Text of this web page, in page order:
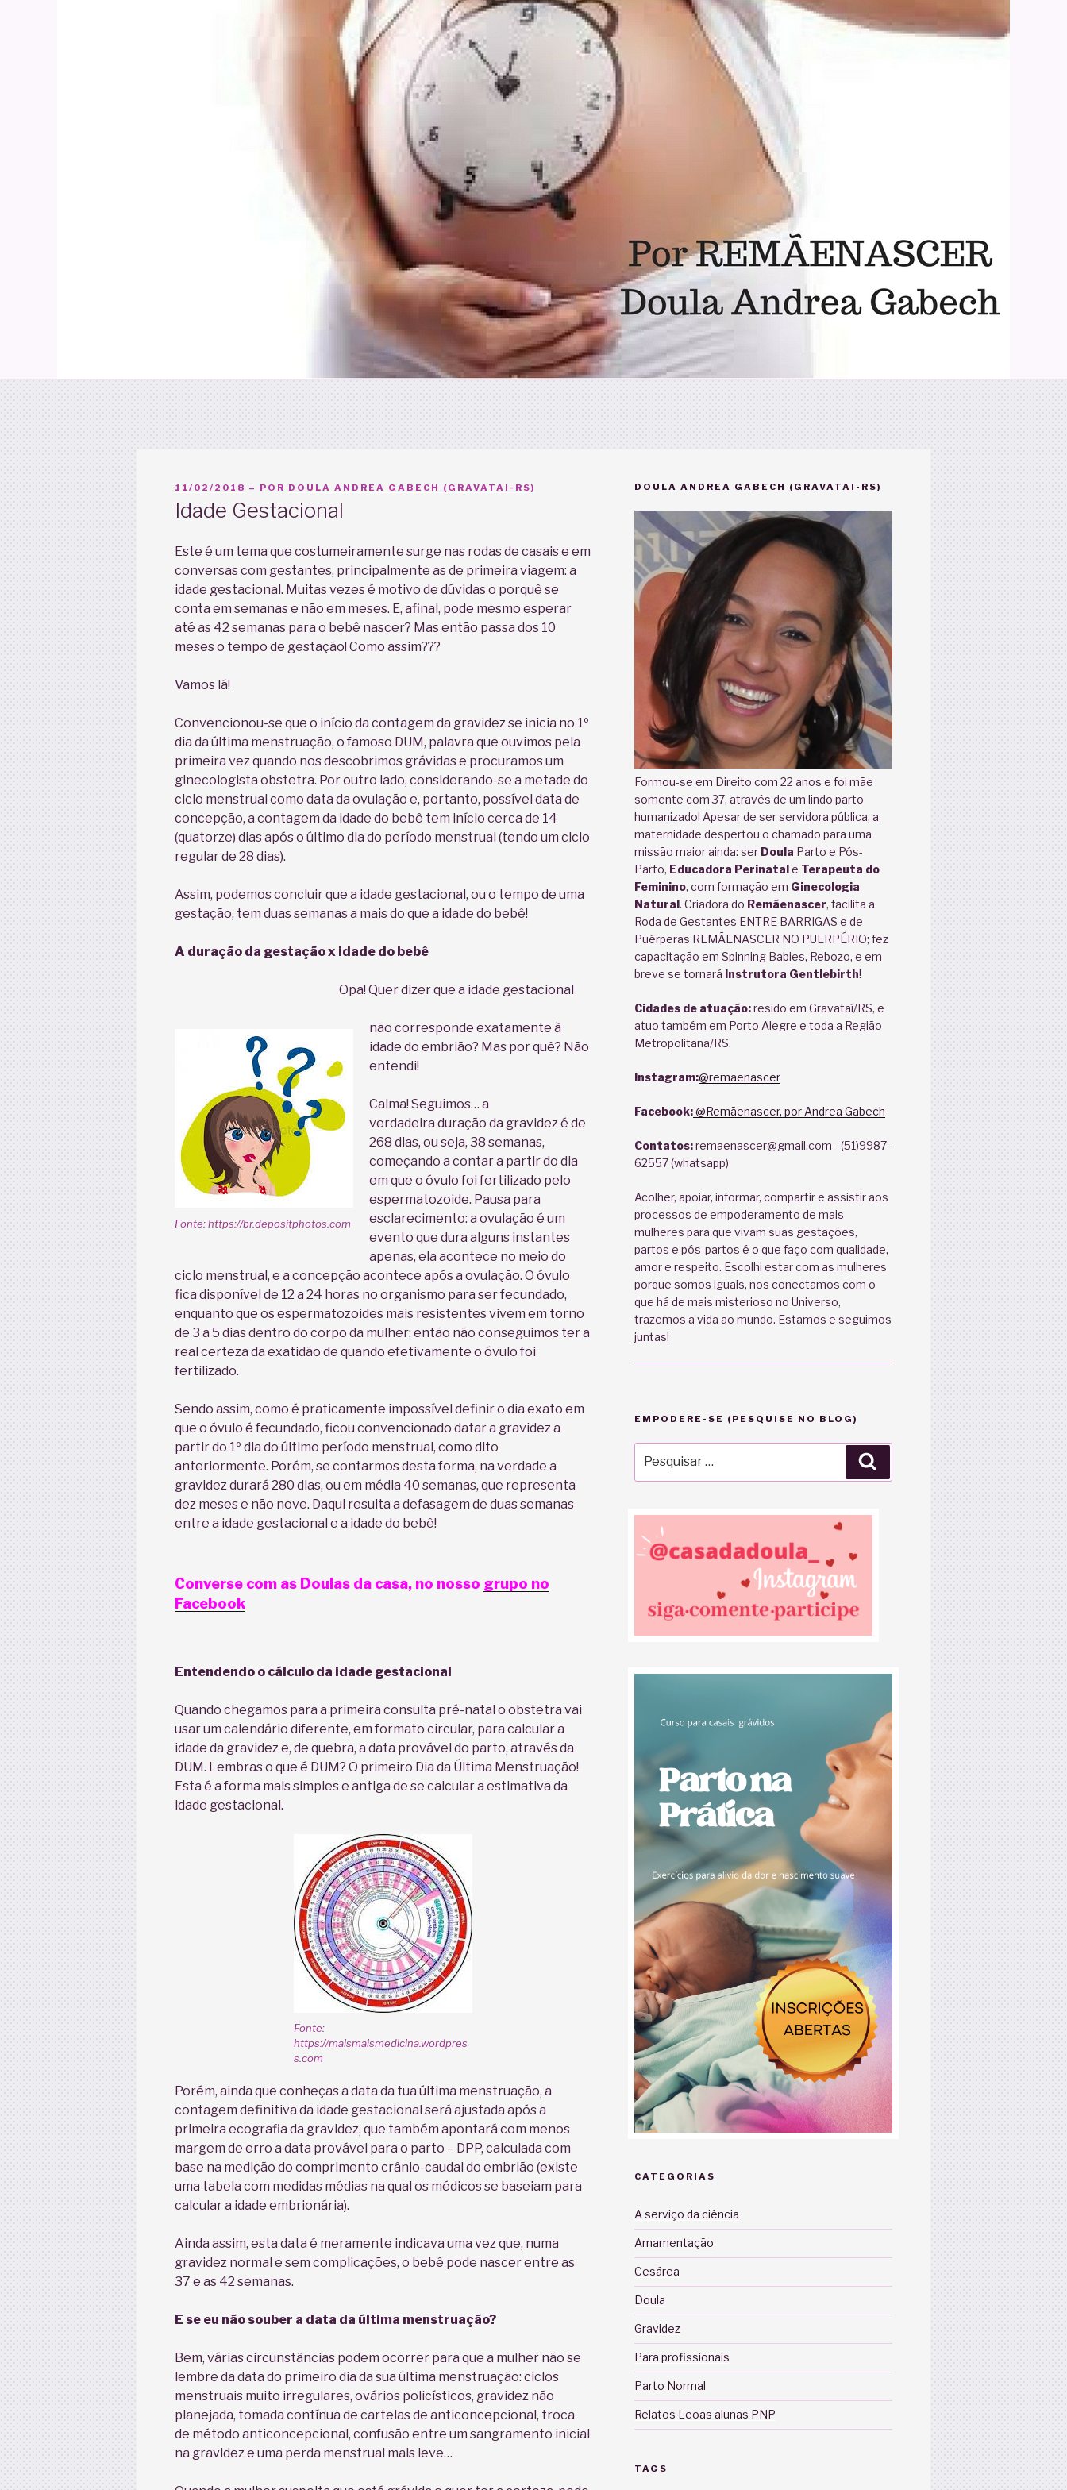
PUBLICADO
11/02/2018 – POR DOULA ANDREA GABECH (GRAVATAI-RS)
Idade Gestacional
Este é um tema que costumeiramente surge nas rodas de casais e em
conversas com gestantes, principalmente as de primeira viagem: a
idade gestacional. Muitas vezes é motivo de dúvidas o porquê se
conta em semanas e não em meses. E, afinal, pode mesmo esperar
até as 42 semanas para o bebê nascer? Mas então passa dos 10
meses o tempo de gestação! Como assim???
Vamos lá!
Convencionou-se que o início da contagem da gravidez se inicia no 1º
dia da última menstruação, o famoso DUM, palavra que ouvimos pela
primeira vez quando nos descobrimos grávidas e procuramos um
ginecologista obstetra. Por outro lado, considerando-se a metade do
ciclo menstrual como data da ovulação e, portanto, possível data de
concepção, a contagem da idade do bebê tem início cerca de 14
(quatorze) dias após o último dia do período menstrual (tendo um ciclo
regular de 28 dias).
Assim, podemos concluir que a idade gestacional, ou o tempo de uma
gestação, tem duas semanas a mais do que a idade do bebê!
A duração da gestação x idade do bebê
Opa! Quer dizer que a idade gestacional
Fonte: https://br.depositphotos.com
não corresponde exatamente à
idade do embrião? Mas por quê? Não
entendi!
Calma! Seguimos… a
verdadeira duração da gravidez é de
268 dias, ou seja, 38 semanas,
começando a contar a partir do dia
em que o óvulo foi fertilizado pelo
espermatozoide. Pausa para
esclarecimento: a ovulação é um
evento que dura alguns instantes
apenas, ela acontece no meio do
ciclo menstrual, e a concepção acontece após a ovulação. O óvulo
fica disponível de 12 a 24 horas no organismo para ser fecundado,
enquanto que os espermatozoides mais resistentes vivem em torno
de 3 a 5 dias dentro do corpo da mulher; então não conseguimos ter a
real certeza da exatidão de quando efetivamente o óvulo foi
fertilizado.
Sendo assim, como é praticamente impossível definir o dia exato em
que o óvulo é fecundado, ficou convencionado datar a gravidez a
partir do 1º dia do último período menstrual, como dito
anteriormente. Porém, se contarmos desta forma, na verdade a
gravidez durará 280 dias, ou em média 40 semanas, que representa
dez meses e não nove. Daqui resulta a defasagem de duas semanas
entre a idade gestacional e a idade do bebê!
Converse com as Doulas da casa, no nosso grupo no
Facebook
Entendendo o cálculo da idade gestacional
Quando chegamos para a primeira consulta pré-natal o obstetra vai
usar um calendário diferente, em formato circular, para calcular a
idade da gravidez e, de quebra, a data provável do parto, através da
DUM. Lembras o que é DUM? O primeiro Dia da Última Menstruação!
Esta é a forma mais simples e antiga de se calcular a estimativa da
idade gestacional.
Fonte:
https://maismaismedicina.wordpres
s.com
Porém, ainda que conheças a data da tua última menstruação, a
contagem definitiva da idade gestacional será ajustada após a
primeira ecografia da gravidez, que também apontará com menos
margem de erro a data provável para o parto – DPP, calculada com
base na medição do comprimento crânio-caudal do embrião (existe
uma tabela com medidas médias na qual os médicos se baseiam para
calcular a idade embrionária).
Ainda assim, esta data é meramente indicava uma vez que, numa
gravidez normal e sem complicações, o bebê pode nascer entre as
37 e as 42 semanas.
E se eu não souber a data da última menstruação?
Bem, várias circunstâncias podem ocorrer para que a mulher não se
lembre da data do primeiro dia da sua última menstruação: ciclos
menstruais muito irregulares, ovários policísticos, gravidez não
planejada, tomada contínua de cartelas de anticoncepcional, troca
de método anticoncepcional, confusão entre um sangramento inicial
na gravidez e uma perda menstrual mais leve…
DOULA ANDREA GABECH (GRAVATAI-RS)
Formou-se em Direito com 22 anos e foi mãe
somente com 37, através de um lindo parto
humanizado! Apesar de ser servidora pública, a
maternidade despertou o chamado para uma
missão maior ainda: ser Doula Parto e Pós-
Parto, Educadora Perinatale Terapeuta do
Feminino, com formação em Ginecologia
Natural. Criadora do Remãenascer, facilita a
Roda de Gestantes ENTRE BARRIGAS e de
Puérperas REMÃENASCER NO PUERPÉRIO; fez
capacitação em Spinning Babies, Rebozo, e em
breve se tornará Instrutora Gentlebirth!
Cidades de atuação:resido em Gravataí/RS, e
atuo também em Porto Alegre e toda a Região
Metropolitana/RS.
Instagram:@remaenascer
Facebook:@Remãenascer, por Andrea Gabech
Contatos:remaenascer@gmail.com - (51)9987-
62557 (whatsapp)
Acolher, apoiar, informar, compartir e assistir aos
processos de empoderamento de mais
mulheres para que vivam suas gestações,
partos e pós-partos é o que faço com qualidade,
amor e respeito. Escolhi estar com as mulheres
porque somos iguais, nos conectamos com o
que há de mais misterioso no Universo,
trazemos a vida ao mundo. Estamos e seguimos
juntas!
EMPODERE-SE (PESQUISE NO BLOG)
por:
CATEGORIAS
A serviço da ciência
Amamentação
Cesárea
Doula
Gravidez
Para profissionais
Parto Normal
Relatos Leoas alunas PNP
TAGS